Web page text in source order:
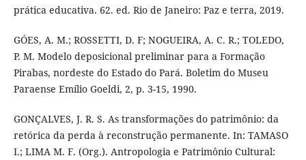
prática educativa. 62. ed. Rio de Janeiro: Paz e terra, 2019.
GÓES, A. M.; ROSSETTI, D. F; NOGUEIRA, A. C. R.; TOLEDO,
P. M. Modelo deposicional preliminar para a Formação
Pirabas, nordeste do Estado do Pará. Boletim do Museu
Paraense Emílio Goeldi, 2, p. 3-15, 1990.
GONÇALVES, J. R. S. As transformações do patrimônio: da
retórica da perda à reconstrução permanente. In: TAMASO
I.; LIMA M. F. (Org.). Antropologia e Patrimônio Cultural: